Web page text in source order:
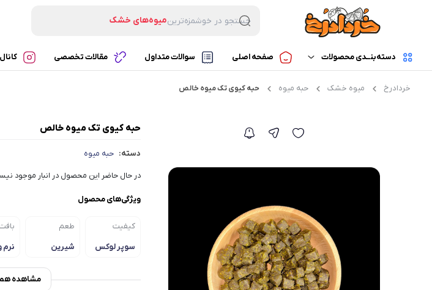
جستجو در خوشمزه‌ترینمیوه‌های خشک
لواشک‌های ارگانیک
دسته‌بنــدی محصولات
میوه خشک میوه خشک مخلوط
مخلوط دلخواه
صفحه اصلی سوالات متداول مقالات تخصصی
خردادرخ میوه خشک حبه میوه حبه کیوی تک میوه خالص
حبه کیوی تک میوه خالص
دسته: حبه میوه
در حال حاضر این محصول در انبار موجود
ویژگی‌های محصول
کیفیت
سوپر لوکس
طعم
شیرین
مشاهده